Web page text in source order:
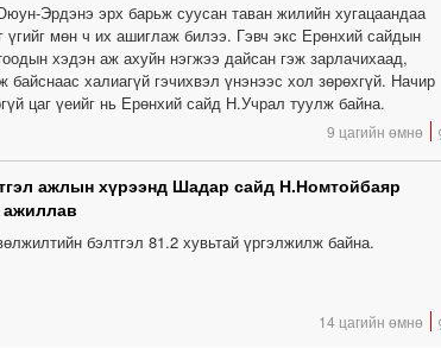
Эрдэнэ эрх барьж суусан таван жилийн хугацаандаа
үгийг мөн ч их ашиглаж билээ. Гэвч экс Ерөнхий сайдын
хэдэн аж ахуйн нэгжээ дайсан гэж зарлачихаад,
байснаас халиагүй гэчихвэл үнэнээс хол зөрөхгүй. Начир
цаг үеийг нь Ерөнхий сайд Н.Учрал туулж байна.
9 цагийн өмнө
ажлын хүрээнд Шадар сайд Н.Номтойбаяр
ажиллав
бэлтгэл 81.2 хувьтай үргэлжилж байна.
14 цагийн өмнө